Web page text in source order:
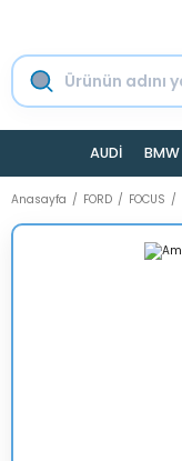
AUDİ BMW
Anasayfa FORD FOCUS